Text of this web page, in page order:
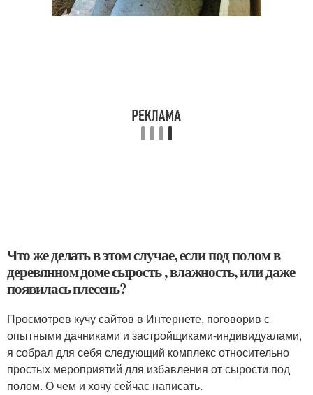
Что же делать в этом случае, если под полом в
деревянном доме сырость , влажность, или даже
появилась плесень?
Просмотрев кучу сайтов в Интернете, поговорив с
опытными дачниками и застройщиками-индивидуалами,
я собрал для себя следующий комплекс относительно
простых мероприятий для избавления от сырости под
полом. О чем и хочу сейчас написать.